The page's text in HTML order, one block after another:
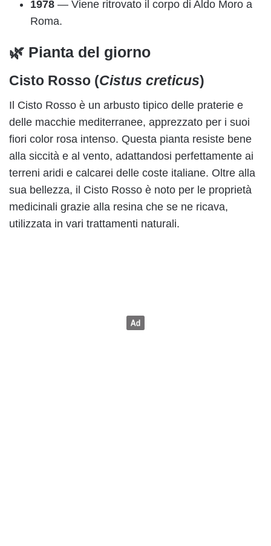
1978 — Viene ritrovato il corpo di Aldo Moro a
Roma.
🌿 Pianta del giorno
Cisto Rosso (Cistus creticus)
Il Cisto Rosso è un arbusto tipico delle praterie e
delle macchie mediterranee, apprezzato per i suoi
fiori color rosa intenso. Questa pianta resiste bene
alla siccità e al vento, adattandosi perfettamente ai
terreni aridi e calcarei delle coste italiane. Oltre alla
sua bellezza, il Cisto Rosso è noto per le proprietà
medicinali grazie alla resina che se ne ricava,
utilizzata in vari trattamenti naturali.